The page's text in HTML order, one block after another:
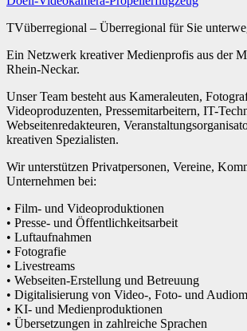
TVüberregional – Überregional für Sie
Ein Netzwerk kreativer Medienprofis aus der
Rhein-Neckar.
Unser Team besteht aus Kameraleuten,
Videoproduzenten, Pressemitarbeitern, IT-
Webseitenredakteuren,
kreativen Spezialisten.
Wir unterstützen Privatpersonen, Vereine,
Unternehmen bei:
• Film- und Videoproduktionen
• Presse- und Öffentlichkeitsarbeit
• Luftaufnahmen
• Fotografie
• Livestreams
• Webseiten-Erstellung und Betreuung
• Digitalisierung von Video-, Foto- und
• KI- und Medienproduktionen
• Übersetzungen in zahlreiche Sprachen